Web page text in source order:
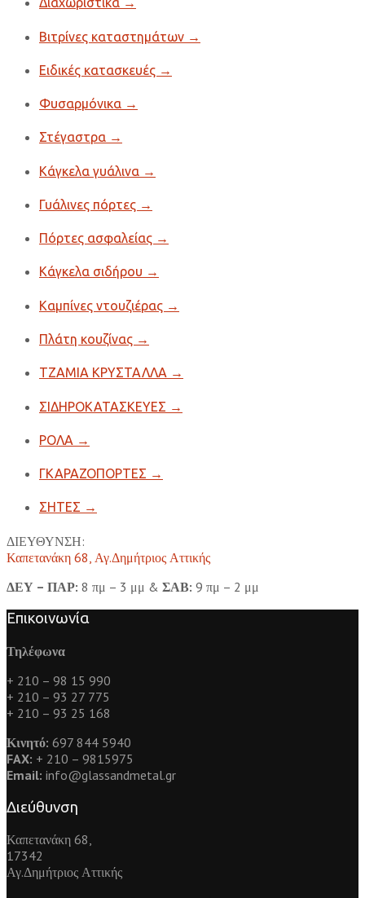
Βιτρίνες καταστημάτων →
Ειδικές κατασκευές →
Φυσαρμόνικα →
Στέγαστρα →
Κάγκελα γυάλινα →
Γυάλινες πόρτες →
Πόρτες ασφαλείας →
Κάγκελα σιδήρου →
Καμπίνες ντουζιέρας →
Πλάτη κουζίνας →
ΤΖΑΜΙΑ ΚΡΥΣΤΑΛΛΑ →
ΣΙΔΗΡΟΚΑΤΑΣΚΕΥΕΣ →
ΡΟΛΑ →
ΓΚΑΡΑΖΟΠΟΡΤΕΣ →
ΣΗΤΕΣ →
ΔΙΕΥΘΥΝΣΗ:
Καπετανάκη 68, Αγ.Δημήτριος Αττικής
ΔΕΥ – ΠΑΡ: 8 πμ – 3 μμ & ΣΑΒ: 9 πμ – 2 μμ
Επικοινωνία
Τηλέφωνα
+ 210 – 98 15 990
+ 210 – 93 27 775
+ 210 – 93 25 168
Κινητό: 697 844 5940
FAX: + 210 – 9815975
Email: info@glassandmetal.gr
Διεύθυνση
Καπετανάκη 68,
17342
Αγ.Δημήτριος Αττικής